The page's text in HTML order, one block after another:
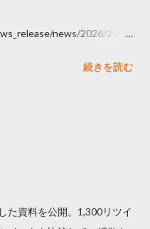
news/2026/2026
続きを読む
た資料を公開。1,300リツイ